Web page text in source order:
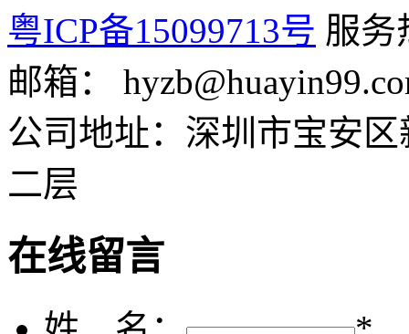
粤ICP备15099713号 服务
邮箱：
公司地址：深圳市宝安
二层
在线留言